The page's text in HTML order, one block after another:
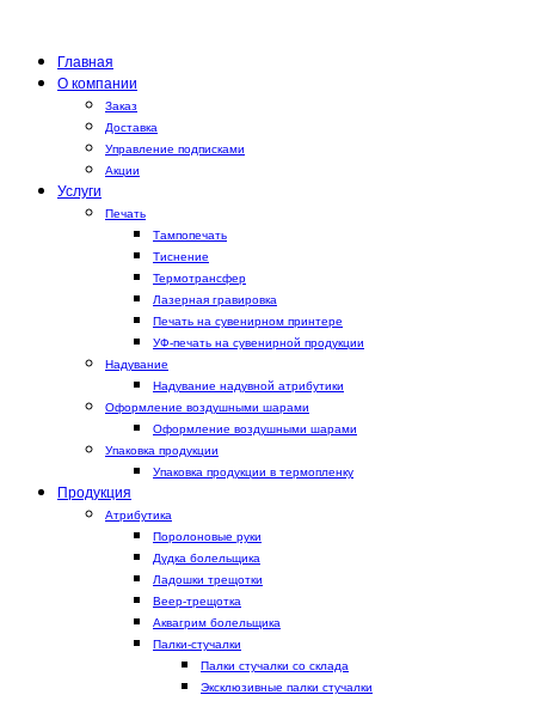
Главная
О компании
Заказ
Доставка
Управление подписками
Акции
Услуги
Печать
Тампопечать
Тиснение
Термотрансфер
Лазерная гравировка
Печать на сувенирном принтере
УФ-печать на сувенирной продукции
Надувание
Надувание надувной атрибутики
Оформление воздушными шарами
Оформление воздушными шарами
Упаковка продукции
Упаковка продукции в термопленку
Продукция
Атрибутика
Поролоновые руки
Дудка болельщика
Ладошки трещотки
Веер-трещотка
Аквагрим болельщика
Палки-стучалки
Палки стучалки со склада
Эксклюзивные палки стучалки